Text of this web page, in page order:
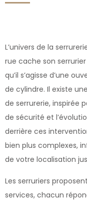
L’univers de la
rue cache son
qu’il s’agisse d’une
de cylindre. Il existe
de serrurerie, inspirée
de sécurité et
derrière ces
bien plus complexes,
de votre localisation
Les serruriers
services, chacun